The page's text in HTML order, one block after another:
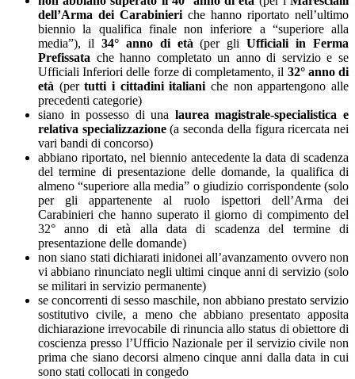
dell’Arma dei Carabinieri che hanno riportato nell’ultimo
biennio la qualifica finale non inferiore a “superiore alla
media”), il 34° anno di età(per gliUfficiali in Ferma
Prefissata che hanno completato un anno di servizio e se
Ufficiali Inferiori delle forze di completamento, il 32° anno di
età (pertutti i cittadini italiani che non appartengono alle
precedenti categorie)
siano in possesso di una laurea magistrale-specialistica e
relativa specializzazione(a seconda della figura ricercata nei
vari bandi di concorso)
abbiano riportato, nel biennio antecedente la data di scadenza
del termine di presentazione delle domande, la qualifica di
almeno “superiore alla media” o giudizio corrispondente (solo
per gli appartenente al ruolo ispettori dell’Arma dei
Carabinieri che hanno superato il giorno di compimento del
32° anno di età alla data di scadenza del termine di
presentazione delle domande)
non siano stati dichiarati inidonei all’avanzamento ovvero non
vi abbiano rinunciato negli ultimi cinque anni di servizio (solo
se militari in servizio permanente)
se concorrenti di sesso maschile, non abbiano prestato servizio
sostitutivo civile, a meno che abbiano presentato apposita
dichiarazione irrevocabile di rinuncia allo status di obiettore di
coscienza presso l’Ufficio Nazionale per il servizio civile non
prima che siano decorsi almeno cinque anni dalla data in cui
sono stati collocati in congedo